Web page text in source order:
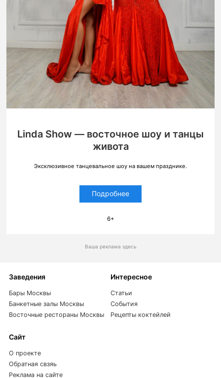
Linda Show — восточное шоу и танцы
живота
Эксклюзивное танцевальное шоу на вашем празднике.
Подробнее
6+
Ваша реклама здесь
Заведения
Бары Москвы
Банкетные залы Москвы
Восточные рестораны Москвы
Интересное
Статьи
События
Рецепты коктейлей
Сайт
О проекте
Обратная свзяь
Реклама на сайте